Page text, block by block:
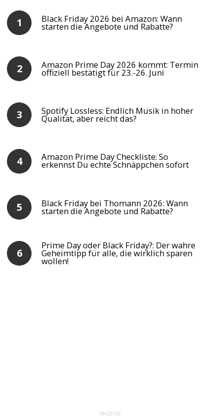
Black Friday 2026 bei Amazon: Wann
starten die Angebote und Rabatte?
Amazon Prime Day 2026 kommt: Termin
offiziell bestätigt für 23.-26. Juni
Spotify Lossless: Endlich Musik in hoher
Qualität, aber reicht das?
Amazon Prime Day Checkliste: So
erkennst Du echte Schnäppchen sofort
Black Friday bei Thomann 2026: Wann
starten die Angebote und Rabatte?
Prime Day oder Black Friday?: Der wahre
Geheimtipp für alle, die wirklich sparen
wollen!
ANZEIGE